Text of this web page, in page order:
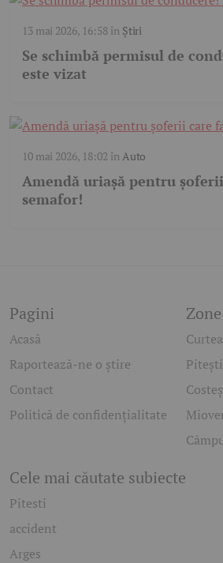
13 mai 2026, 16:58în Știri
Se schimbă permisul de
este vizat
10 mai 2026, 18:02 în Auto
Amendă uriașă pentru
semafor!
Pagini
Acasă
Raportează-ne o știre
Contact
Politică de confidențialitate
Zone
Pitești
Cele mai căutate subiecte
Pitesti
accident
Arges